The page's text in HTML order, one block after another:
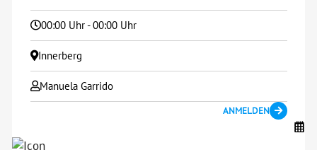
00:00 Uhr - 00:00 Uhr
Innerberg
Manuela Garrido
ANMELDEN